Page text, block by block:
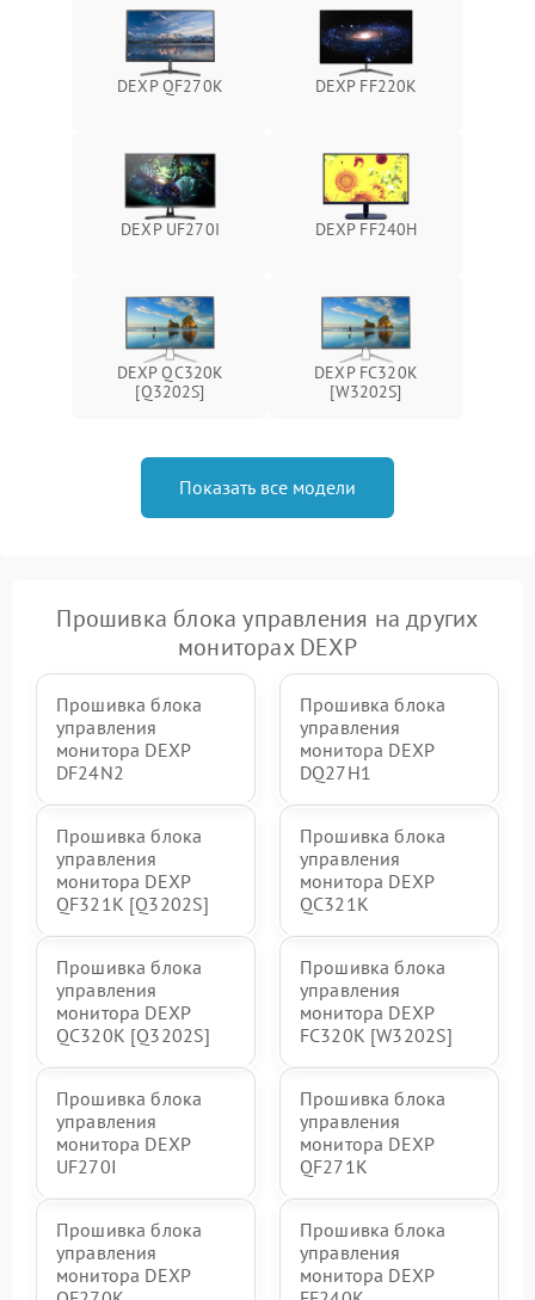
защиты от замыкания
Подробнее →
Повреждение системы
защиты от перегрузок
Подробнее →
Неисправность системы
защиты от перегрева
Подробнее →
Поломка системы защиты
Поломка системы защиты
от замыкания
Подробнее →
DEXP QF270K DEXP FF220K
DEXP UF270I DEXP FF240H
DEXP QC320K
[Q3202S]
DEXP FC320K
[W3202S]
Показать все модели
Прошивка блока управления на других
мониторах DEXP
Прошивка блока
управления
монитора DEXP
DF24N2
Прошивка блока
управления
монитора DEXP
DQ27H1
Прошивка блока
управления
монитора DEXP
QF321K [Q3202S]
Прошивка блока
управления
монитора DEXP
QC321K
Прошивка блока
управления
монитора DEXP
QC320K [Q3202S]
Прошивка блока
управления
монитора DEXP
FC320K [W3202S]
Прошивка блока
управления
монитора DEXP
UF270I
Прошивка блока
управления
монитора DEXP
QF271K
Прошивка блока
управления
монитора DEXP
Прошивка блока
управления
монитора DEXP